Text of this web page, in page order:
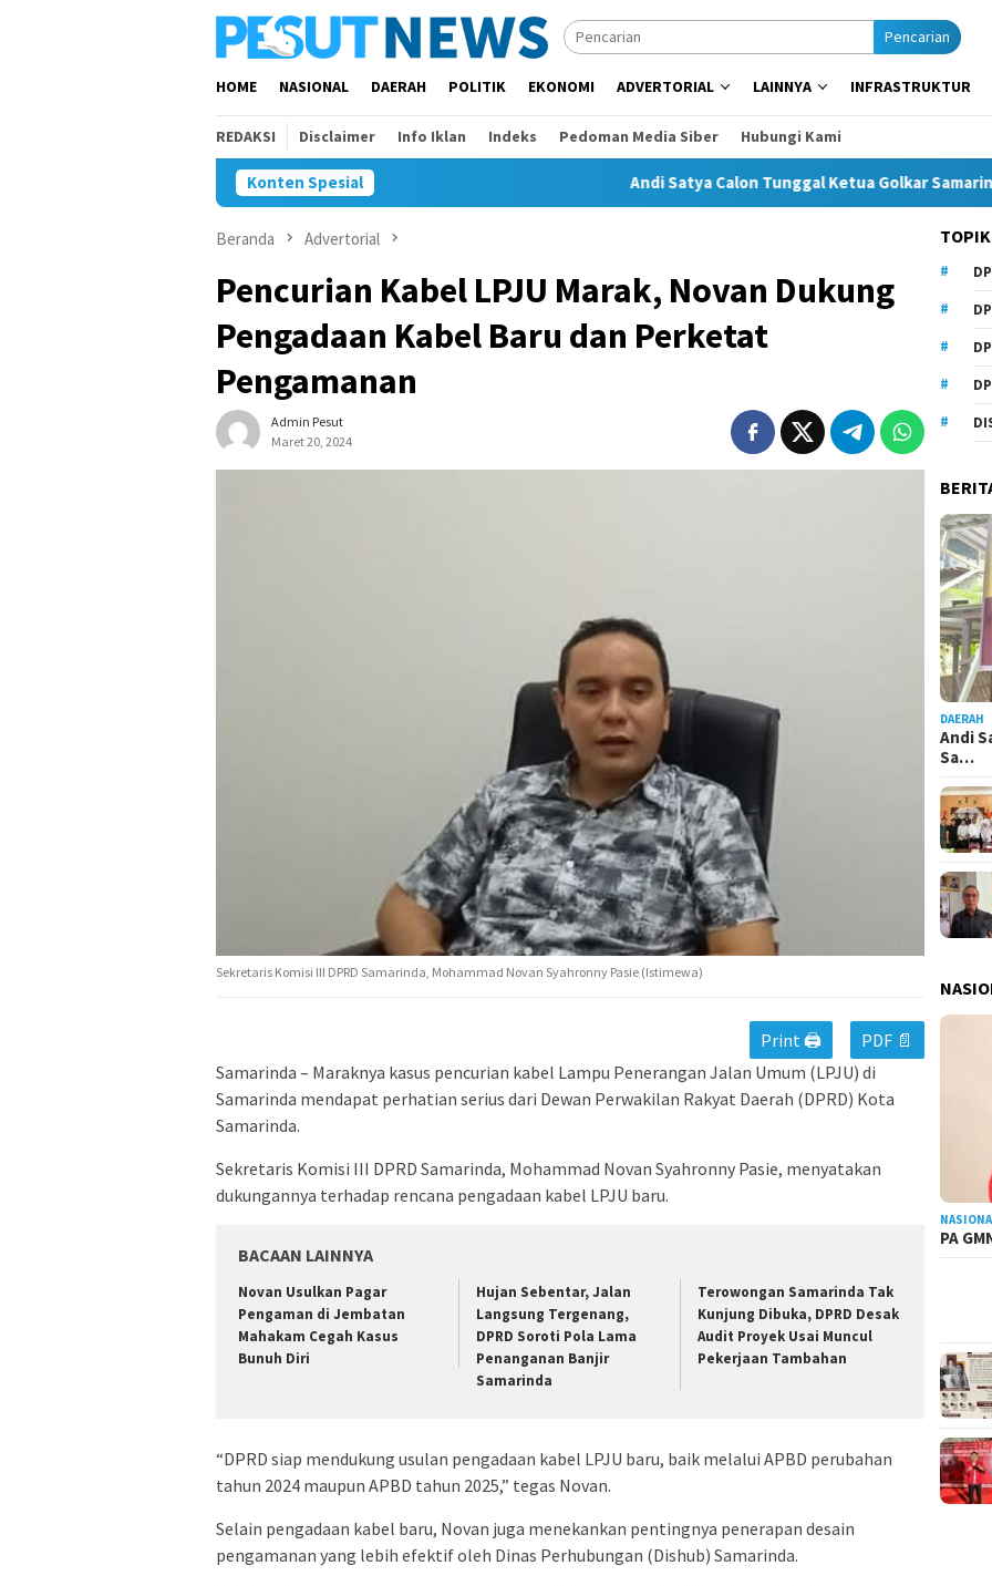
Pencarian
HOME NASIONAL DAERAH POLITIK EKONOMI ADVERTORIAL LAINNYA INFRASTRUKTUR
REDAKSI Disclaimer Info Iklan Indeks Pedoman Media Siber Hubungi Kami
Konten Spesial Andi Satya Calon Tunggal Ketua Golkar Samarinda,
Beranda Advertorial
Pencurian Kabel LPJU Marak, Novan Dukung
Pengadaan Kabel Baru dan Perketat
Pengamanan
Admin Pesut
Maret 20, 2024
Sekretaris Komisi III DPRD Samarinda, Mohammad Novan Syahronny Pasie (Istimewa)
Print 🖨
PDF 📄
Samarinda – Maraknya kasus pencurian kabel Lampu Penerangan Jalan Umum (LPJU) di
Samarinda mendapat perhatian serius dari Dewan Perwakilan Rakyat Daerah (DPRD) Kota
Samarinda.
Sekretaris Komisi III DPRD Samarinda, Mohammad Novan Syahronny Pasie, menyatakan
dukungannya terhadap rencana pengadaan kabel LPJU baru.
BACAAN LAINNYA
Novan Usulkan Pagar
Pengaman di Jembatan
Mahakam Cegah Kasus
Bunuh Diri
Hujan Sebentar, Jalan
Langsung Tergenang,
DPRD Soroti Pola Lama
Penanganan Banjir
Samarinda
Terowongan Samarinda Tak
Kunjung Dibuka, DPRD Desak
Audit Proyek Usai Muncul
Pekerjaan Tambahan
“DPRD siap mendukung usulan pengadaan kabel LPJU baru, baik melalui APBD perubahan
tahun 2024 maupun APBD tahun 2025,” tegas Novan.
Selain pengadaan kabel baru, Novan juga menekankan pentingnya penerapan desain
pengamanan yang lebih efektif oleh Dinas Perhubungan (Dishub) Samarinda.
DAERAH
Andi
Sa…
PA